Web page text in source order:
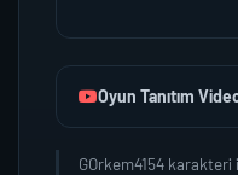
Oyun Tanıtım
GOrkem4154